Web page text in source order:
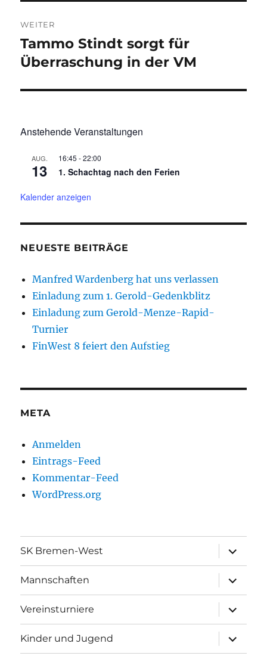
WEITER
Nächster
Beitrag:
Tammo Stindt sorgt für
Überraschung in der VM
Anstehende Veranstaltungen
AUG.
13
16:45 -22:00
1. Schachtag nach den Ferien
Kalender anzeigen
NEUESTE BEITRÄGE
Manfred Wardenberg hat uns verlassen
Einladung zum 1. Gerold-Gedenkblitz
Einladung zum Gerold-Menze-Rapid-
Turnier
FinWest 8 feiert den Aufstieg
META
Anmelden
Eintrags-Feed
Kommentar-Feed
WordPress.org
SK Bremen-West
öffnen
Mannschaften
öffnen
Vereinsturniere
öffnen
Kinder und Jugend
öffnen